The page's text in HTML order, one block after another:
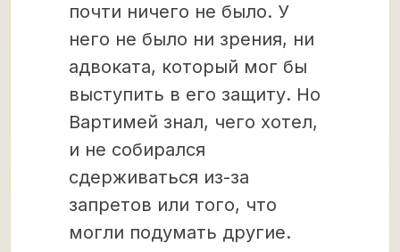
почти ничего не было. У
него не было ни зрения, ни
адвоката, который мог бы
выступить в его защиту. Но
Вартимей знал, чего хотел,
и не собирался
сдерживаться из-за
запретов или того, что
могли подумать другие.